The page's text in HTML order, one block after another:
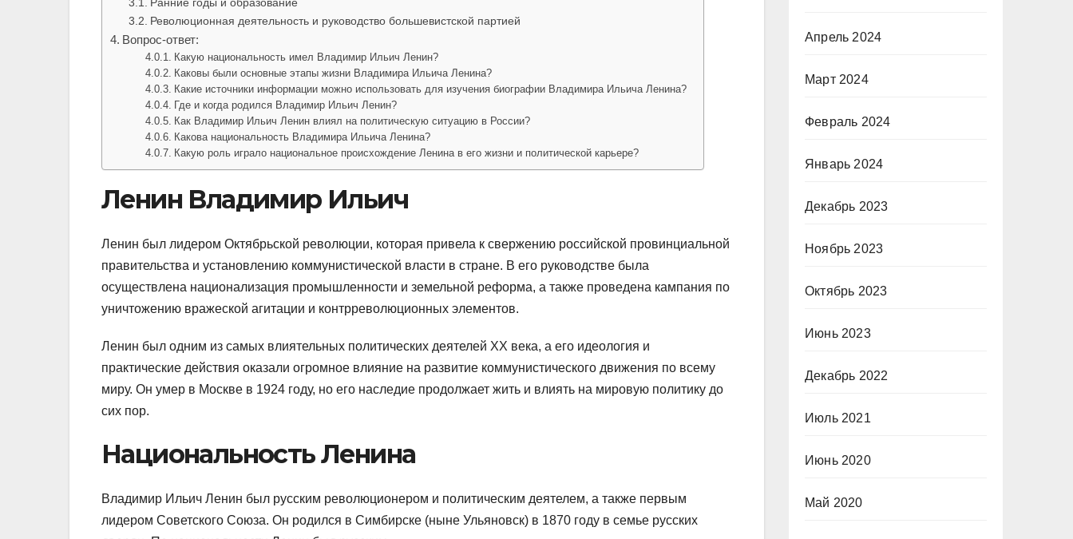
Революционная деятельность и руководство большевистской партией
Вопрос-ответ:
Какую национальность имел Владимир Ильич Ленин?
Каковы были основные этапы жизни Владимира Ильича Ленина?
Какие источники информации можно использовать для изучения биографии Владимира Ильича Ленина?
Где и когда родился Владимир Ильич Ленин?
Как Владимир Ильич Ленин влиял на политическую ситуацию в России?
Какова национальность Владимира Ильича Ленина?
Какую роль играло национальное происхождение Ленина в его жизни и политической карьере?
Ленин Владимир Ильич
Ленин был лидером Октябрьской революции, которая привела к свержению российской провинциальной
правительства и установлению коммунистической власти в стране. В его руководстве была
осуществлена национализация промышленности и земельной реформа, а также проведена кампания по
уничтожению вражеской агитации и контрреволюционных элементов.
Ленин был одним из самых влиятельных политических деятелей XX века, а его идеология и
практические действия оказали огромное влияние на развитие коммунистического движения по всему
миру. Он умер в Москве в 1924 году, но его наследие продолжает жить и влиять на мировую политику до
сих пор.
Национальность Ленина
Владимир Ильич Ленин был русским революционером и политическим деятелем, а также первым
лидером Советского Союза. Он родился в Симбирске (ныне Ульяновск) в 1870 году в семье русских
Апрель 2024
Март 2024
Февраль 2024
Январь 2024
Декабрь 2023
Ноябрь 2023
Октябрь 2023
Июнь 2023
Декабрь 2022
Июль 2021
Июнь 2020
Май 2020